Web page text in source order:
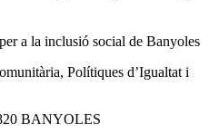
a la inclusió social de Banyoles
Polítiques d’Igualtat i
BANYOLES